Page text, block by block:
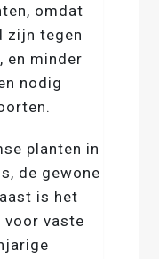
omdat
zijn tegen
en minder
nodig
planten in
de gewone
is het
voor vaste